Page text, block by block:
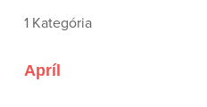
1 Kategória
Apríl